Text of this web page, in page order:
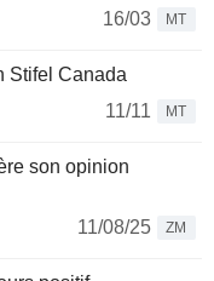
16/03
MT
Stifel Canada
11/11
MT
son opinion
11/08/25
ZM